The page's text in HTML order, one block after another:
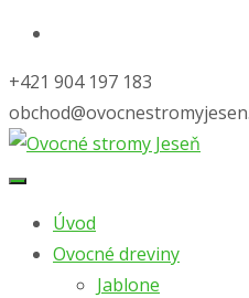
+421 904 197 183
Skip
contentÚvod
Ovocné dreviny
Jablone